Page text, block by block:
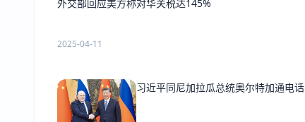
外交部回应美方称对华关税达145%
2025-04-11
习近平同尼加拉瓜总统奥尔特加通电话